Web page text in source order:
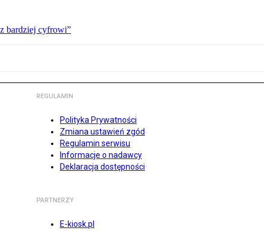
bardziej cyfrowi”
REGULAMIN
Polityka Prywatności
Zmiana ustawień zgód
Regulamin serwisu
Informacje o nadawcy
Deklaracja dostępności
PARTNERZY
E-kiosk.pl